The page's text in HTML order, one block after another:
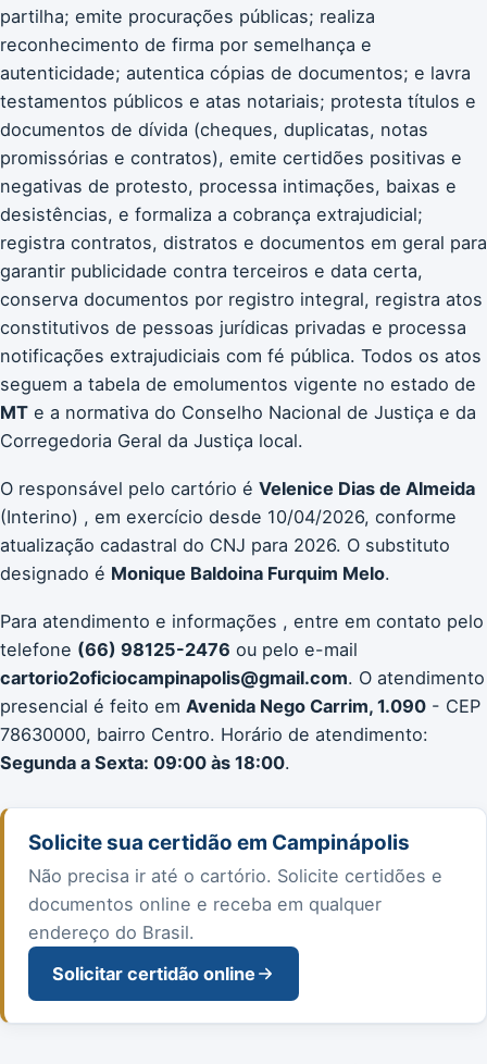
partilha; emite procurações públicas; realiza
reconhecimento de firma por semelhança e
autenticidade; autentica cópias de documentos; e lavra
testamentos públicos e atas notariais; protesta títulos e
documentos de dívida (cheques, duplicatas, notas
promissórias e contratos), emite certidões positivas e
negativas de protesto, processa intimações, baixas e
desistências, e formaliza a cobrança extrajudicial;
registra contratos, distratos e documentos em geral para
garantir publicidade contra terceiros e data certa,
conserva documentos por registro integral, registra atos
constitutivos de pessoas jurídicas privadas e processa
notificações extrajudiciais com fé pública. Todos os atos
seguem a tabela de emolumentos vigente no estado de
MT e a normativa do Conselho Nacional de Justiça e da
Corregedoria Geral da Justiça local.
O responsável pelo cartório é Velenice Dias de Almeida
(Interino) , em exercício desde 10/04/2026, conforme
atualização cadastral do CNJ para 2026. O substituto
designado é Monique Baldoina Furquim Melo.
Para atendimento e informações , entre em contato pelo
telefone (66) 98125-2476 ou pelo e-mail
cartorio2oficiocampinapolis@gmail.com. O atendimento
presencial é feito em Avenida Nego Carrim, 1.090 - CEP
78630000, bairro Centro. Horário de atendimento:
Segunda a Sexta: 09:00 às 18:00.
Solicite sua certidão em Campinápolis
Não precisa ir até o cartório. Solicite certidões e
documentos online e receba em qualquer
endereço do Brasil.
Solicitar certidão online